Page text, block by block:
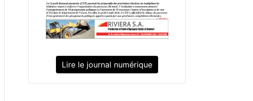
Lire le journal numérique